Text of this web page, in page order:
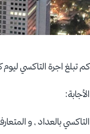
كم تبلغ اجرة التاكسي
الأجابة:
التاكسي بالعداد , و